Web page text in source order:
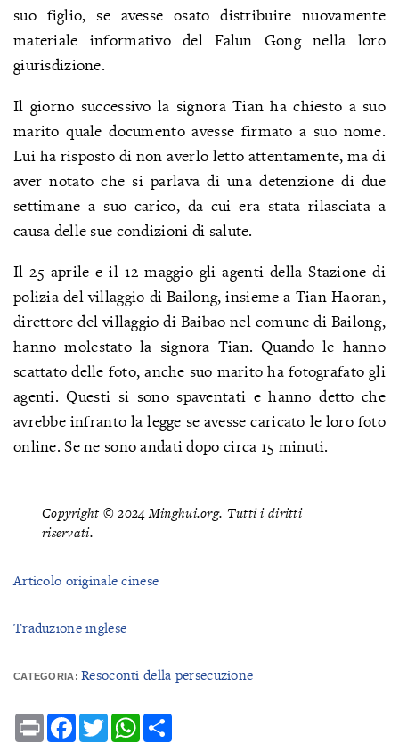
suo figlio, se avesse osato distribuire nuovamente
materiale informativo del Falun Gong nella loro
giurisdizione.
Il giorno successivo la signora Tian ha chiesto a suo
marito quale documento avesse firmato a suo nome.
Lui ha risposto di non averlo letto attentamente, ma di
aver notato che si parlava di una detenzione di due
settimane a suo carico, da cui era stata rilasciata a
causa delle sue condizioni di salute.
Il 25 aprile e il 12 maggio gli agenti della Stazione di
polizia del villaggio di Bailong, insieme a Tian Haoran,
direttore del villaggio di Baibao nel comune di Bailong,
hanno molestato la signora Tian. Quando le hanno
scattato delle foto, anche suo marito ha fotografato gli
agenti. Questi si sono spaventati e hanno detto che
avrebbe infranto la legge se avesse caricato le loro foto
online. Se ne sono andati dopo circa 15 minuti.
Copyright © 2024 Minghui.org. Tutti i diritti
riservati.
Articolo originale cinese
Traduzione inglese
CATEGORIA: Resoconti della persecuzione
Print Facebook
TwitterWhatsApp